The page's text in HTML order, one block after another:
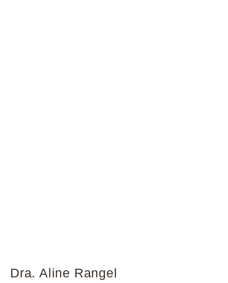
Dra. Aline Rangel